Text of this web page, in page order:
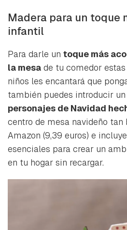
Madera para un toque
infantil
Para darle un toque más
la mesa de tu comedor
niños les encantará que
también puedes introducir
personajes de Navidad
centro de mesa navideño tan
Amazon (9,39 euros) e
esenciales para crear un
en tu hogar sin recargar.